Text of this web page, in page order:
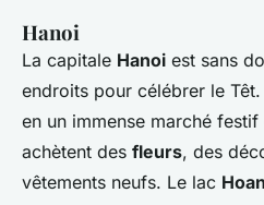
Hanoi
La capitale Hanoi est sans
endroits pour célébrer le
en un immense marché
achètent des fleurs, des
vêtements neufs. Le lac